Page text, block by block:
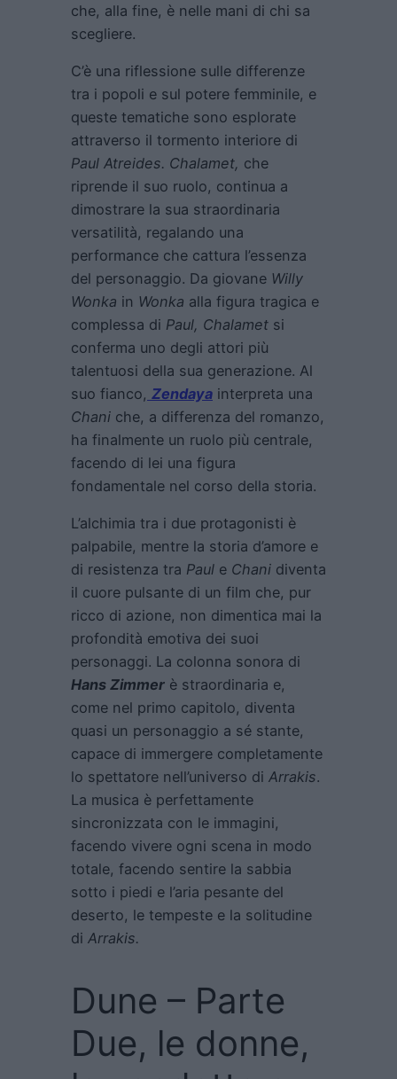
che, alla fine, è nelle mani di chi sa
scegliere.
C’è una riflessione sulle differenze
tra i popoli e sul potere femminile, e
queste tematiche sono esplorate
attraverso il tormento interiore di
Paul Atreides. Chalamet, che
riprende il suo ruolo, continua a
dimostrare la sua straordinaria
versatilità, regalando una
performance che cattura l’essenza
del personaggio. Da giovane Willy
Wonka in Wonka alla figura tragica e
complessa di Paul, Chalamet si
conferma uno degli attori più
talentuosi della sua generazione. Al
suo fianco, Zendaya interpreta una
Chani che, a differenza del romanzo,
ha finalmente un ruolo più centrale,
facendo di lei una figura
fondamentale nel corso della storia.
L’alchimia tra i due protagonisti è
palpabile, mentre la storia d’amore e
di resistenza tra Paul e Chani diventa
il cuore pulsante di un film che, pur
ricco di azione, non dimentica mai la
profondità emotiva dei suoi
personaggi. La colonna sonora di
Hans Zimmer è straordinaria e,
come nel primo capitolo, diventa
quasi un personaggio a sé stante,
capace di immergere completamente
lo spettatore nell’universo di Arrakis.
La musica è perfettamente
sincronizzata con le immagini,
facendo vivere ogni scena in modo
totale, facendo sentire la sabbia
sotto i piedi e l’aria pesante del
deserto, le tempeste e la solitudine
di Arrakis.
Dune – Parte
Due, le donne,